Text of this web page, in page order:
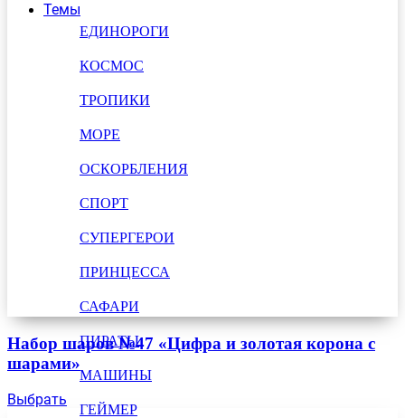
Темы
ЕДИНОРОГИ
КОСМОС
ТРОПИКИ
МОРЕ
ОСКОРБЛЕНИЯ
СПОРТ
СУПЕРГЕРОИ
ПРИНЦЕССА
САФАРИ
ПИРАТЫ
МАШИНЫ
ГЕЙМЕР
Набор шаров №47 «Цифра и золотая корона с
шарами»
Выбрать